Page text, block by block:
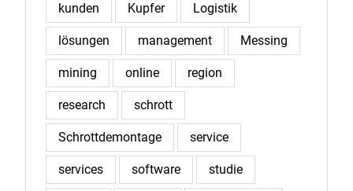
kunden Kupfer Logistik
lösungen management Messing
mining online region
research schrott
Schrottdemontage service
services software studie